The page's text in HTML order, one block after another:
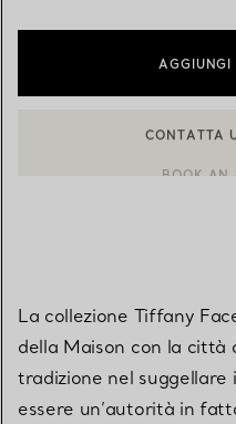
La collezione Tiffany
della Maison con la città
tradizione nel suggellare
essere un’autorità in